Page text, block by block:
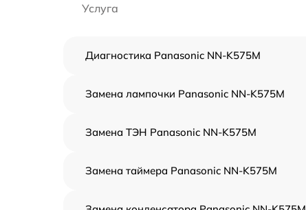
Услуга
Диагностика Panasonic NN-K575M
Замена лампочки Panasonic NN-K575M
Замена ТЭН Panasonic NN-K575M
Замена таймера Panasonic NN-K575M